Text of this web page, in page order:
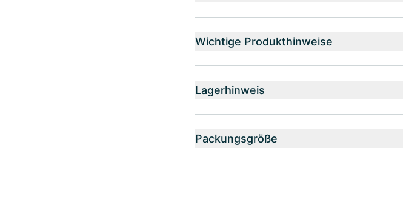
Wichtige Produkthinweise
Lagerhinweis
Packungsgröße